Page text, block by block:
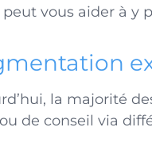
vous aider à y
la majorité
de conseil via